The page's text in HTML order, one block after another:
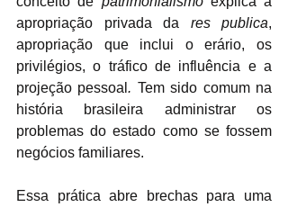
apropriação privada da res publica,
apropriação que inclui o erário, os
privilégios, o tráfico de influência e a
projeção pessoal. Tem sido comum na
história brasileira administrar os
problemas do estado como se fossem
negócios familiares.
Essa prática abre brechas para uma